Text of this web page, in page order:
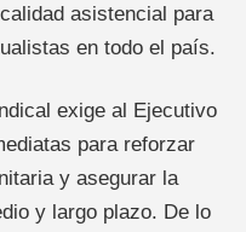
asistencial para
en todo el país.
exige al Ejecutivo
para reforzar
y asegurar la
y largo plazo. De lo